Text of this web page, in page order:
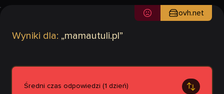
Wyniki dla: „mamautuli.pl ”
ovh.net
Średni czas odpowiedzi (1 dzień)